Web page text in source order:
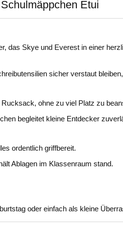
Etui
das Skye und Everest in einer
sicher verstaut
ohne zu viel Platz zu
begleitet kleine Entdecker
ordentlich griffbereit.
Ablagen im Klassenraum stand.
oder einfach als kleine